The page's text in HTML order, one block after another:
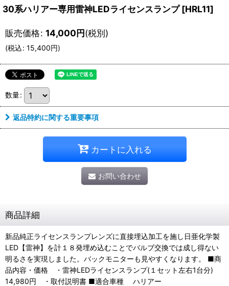
30系ハリアー専用雷神LEDライセンスランプ [HRL11]
販売価格: 14,000円(税別)
(税込: 15,400円)
数量:
返品特約に関する重要事項
カートに入れる
お問い合わせ
商品詳細
新品純正ライセンスランプレンズに直接埋込加工を施し日亜化学製
LED【雷神】を計１８発埋め込むことでバルブ交換では成し得ない
明るさを実現しました。バックモニターも見やすくなります。 ■商
品内容・価格 ・雷神LEDライセンスランプ(１セット左右1台分)
14,980円 ・取付説明書 ■適合車種 ハリアー